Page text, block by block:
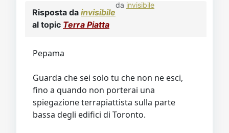
da invisibile
Risposta da invisibile
al topic Terra Piatta
Pepama
Guarda che sei solo tu che non ne esci,
fino a quando non porterai una
spiegazione terrapiattista sulla parte
bassa degli edifici di Toronto.